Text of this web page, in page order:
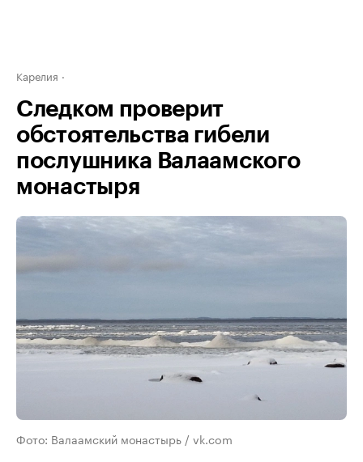
Карелия
Следком проверит
обстоятельства гибели
послушника Валаамского
монастыря
Фото: Валаамский монастырь / vk.com